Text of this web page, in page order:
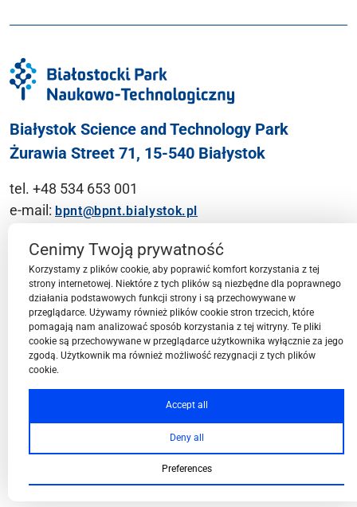
Białystok Science and Technology Park
Żurawia Street 71, 15-540 Białystok
tel. +48 534 653 001
e-mail: bpnt@bpnt.bialystok.pl
Contact
BPN-T Area
BPN-T Offer
Cenimy Twoją prywatność
Korzystamy z plików cookie, aby poprawić komfort korzystania z tej
strony internetowej. Niektóre z tych plików są niezbędne dla poprawnego
działania podstawowych funkcji strony i są przechowywane w
przeglądarce. Używamy również plików cookie stron trzecich, które
pomagają nam analizować sposób korzystania z tej witryny. Te pliki
cookie są przechowywane w przeglądarce użytkownika wyłącznie za jego
zgodą. Użytkownik ma również możliwość rezygnacji z tych plików
cookie.
Accept all
Deny all
Preferences